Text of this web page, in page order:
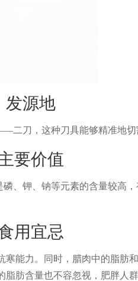
发源地
刀，这种刀具能够精准地
要价值
、钾、钠等元素的含量较高
用宜忌
能力。同时，腊肉中的脂肪
肪含量也不容忽视，肥胖人